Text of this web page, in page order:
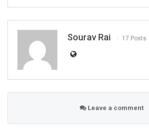
Sourav Rai 17 Posts
Leave a comment